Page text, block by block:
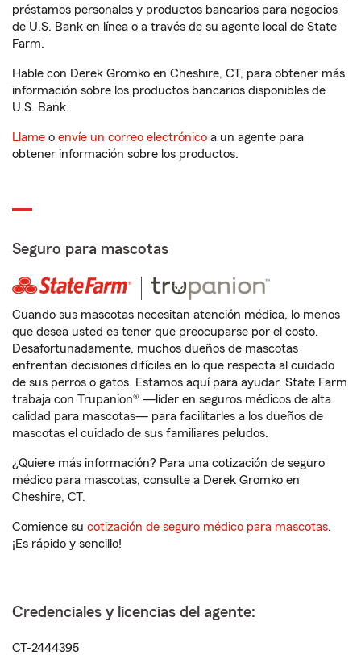
préstamos personales y productos bancarios para negocios
de U.S. Bank en línea o a través de su agente local de State
Farm.
Hable con Derek Gromko en Cheshire, CT, para obtener más
información sobre los productos bancarios disponibles de
U.S. Bank.
Llame o envíe un correo electrónico a un agente para
obtener información sobre los productos.
Seguro para mascotas
Cuando sus mascotas necesitan atención médica, lo menos
que desea usted es tener que preocuparse por el costo.
Desafortunadamente, muchos dueños de mascotas
enfrentan decisiones difíciles en lo que respecta al cuidado
de sus perros o gatos. Estamos aquí para ayudar. State Farm
trabaja con Trupanion® —líder en seguros médicos de alta
calidad para mascotas— para facilitarles a los dueños de
mascotas el cuidado de sus familiares peludos.
¿Quiere más información? Para una cotización de seguro
médico para mascotas, consulte a Derek Gromko en
Cheshire, CT.
Comience su cotización de seguro médico para mascotas.
¡Es rápido y sencillo!
Credenciales y licencias del agente:
CT-2444395